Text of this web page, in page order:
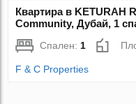
Квартира в KETURAH
Community, Дубай, 1
Спален: 1
F & C Properties